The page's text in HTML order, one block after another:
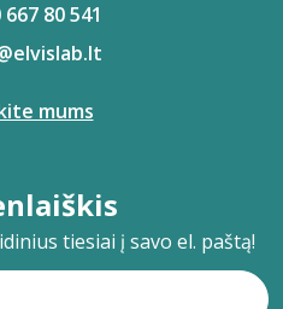
80 541
mums
tiesiai į savo el. paštą!